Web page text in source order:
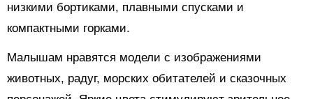
низкими бортиками, плавными спусками и
компактными горками.
Малышам нравятся модели с изображениями
животных, радуг, морских обитателей и сказочных